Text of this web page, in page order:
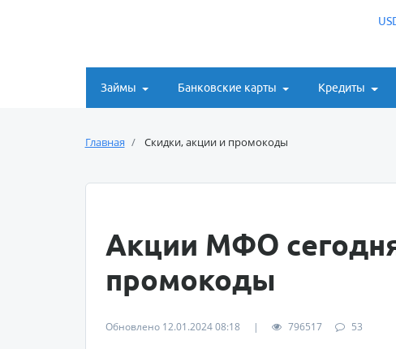
Займы Банковские карты Кредиты
Главная Скидки, акции и промокоды
Акции МФО
промокоды
Обновлено 12.01.2024 08:18 | 796517 53